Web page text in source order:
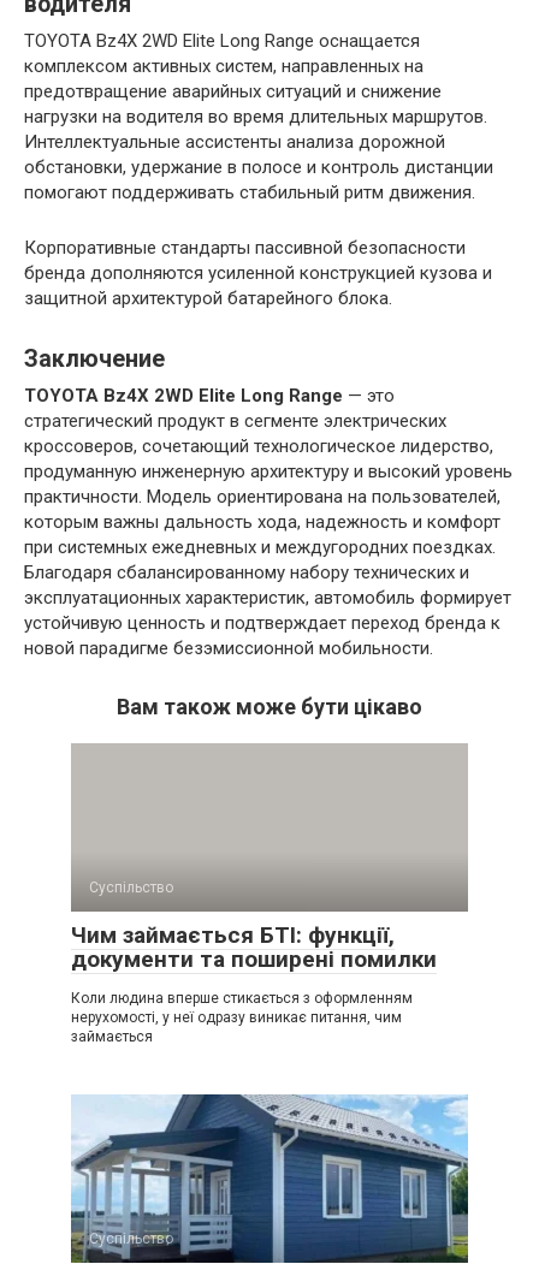
TOYOTA Bz4X 2WD Elite Long Range оснащается
комплексом активных систем, направленных на
предотвращение аварийных ситуаций и снижение
нагрузки на водителя во время длительных маршрутов.
Интеллектуальные ассистенты анализа дорожной
обстановки, удержание в полосе и контроль дистанции
помогают поддерживать стабильный ритм движения.
Корпоративные стандарты пассивной безопасности
бренда дополняются усиленной конструкцией кузова и
защитной архитектурой батарейного блока.
Заключение
TOYOTA Bz4X 2WD Elite Long Range — это
стратегический продукт в сегменте электрических
кроссоверов, сочетающий технологическое лидерство,
продуманную инженерную архитектуру и высокий уровень
практичности. Модель ориентирована на пользователей,
которым важны дальность хода, надежность и комфорт
при системных ежедневных и междугородних поездках.
Благодаря сбалансированному набору технических и
эксплуатационных характеристик, автомобиль формирует
устойчивую ценность и подтверждает переход бренда к
новой парадигме безэмиссионной мобильности.
Вам також може бути цікаво
Суспільство
Чим займається БТІ: функції,
документи та поширені помилки
Коли людина вперше стикається з оформленням
нерухомості, у неї одразу виникає питання, чим
займається
Суспільство